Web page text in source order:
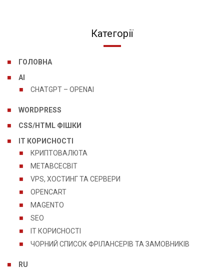
Категорії
ГОЛОВНА
AI
CHATGPT – OPENAI
WORDPRESS
CSS/HTML ФІШКИ
IT КОРИСНОСТІ
КРИПТОВАЛЮТА
МЕТАВСЕСВІТ
VPS, ХОСТИНГ ТА СЕРВЕРИ
OPENCART
MAGENTO
SEO
IT КОРИСНОСТІ
ЧОРНИЙ СПИСОК ФРІЛАНСЕРІВ ТА ЗАМОВНИКІВ
RU